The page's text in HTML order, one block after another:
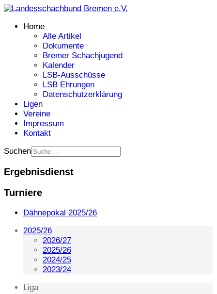
Home
Alle Artikel
Dokumente
Bremer Schachjugend
Kalender
LSB-Ausschüsse
LSB Ehrungen
Datenschutzerklärung
Ligen
Vereine
Impressum
Kontakt
Suchen
Ergebnisdienst
Turniere
Dähnepokal 2025/26
2025/26
2026/27
2025/26
2024/25
2023/24
Liga